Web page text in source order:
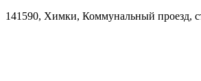
141590, Химки, Коммунальный проезд,